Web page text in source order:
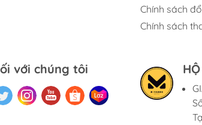
Chính sách
Chính sách
với chúng tôi